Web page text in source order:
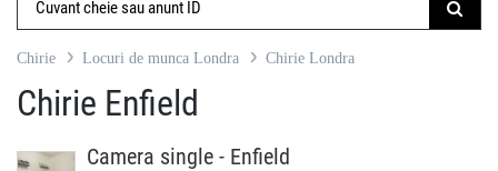
Chirie Locuri de munca Londra Chirie Londra
Chirie Enfield
Camera single - Enfield